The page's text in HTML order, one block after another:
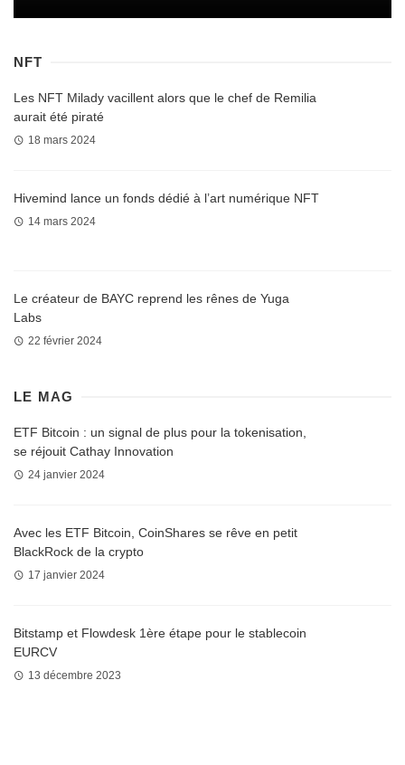
NFT
Les NFT Milady vacillent alors que le chef de Remilia
aurait été piraté
18 mars 2024
Hivemind lance un fonds dédié à l’art numérique NFT
14 mars 2024
Le créateur de BAYC reprend les rênes de Yuga
Labs
22 février 2024
LE MAG
ETF Bitcoin : un signal de plus pour la tokenisation,
se réjouit Cathay Innovation
24 janvier 2024
Avec les ETF Bitcoin, CoinShares se rêve en petit
BlackRock de la crypto
17 janvier 2024
Bitstamp et Flowdesk 1ère étape pour le stablecoin
EURCV
13 décembre 2023